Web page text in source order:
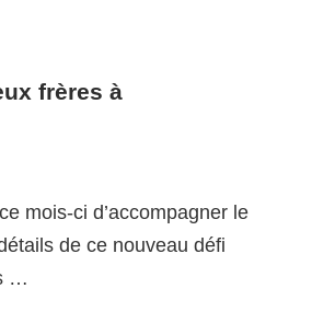
frères à
mois-ci d’accompagner le
de ce nouveau défi
…